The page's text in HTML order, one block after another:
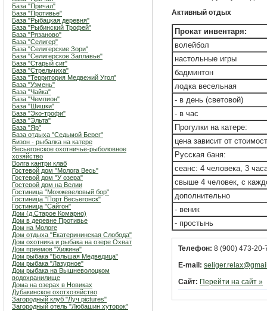
База "Причал"
База "Противье"
База "Рыбацкая деревня"
База "Рыбинский Трофей"
База "Рязаново"
База "Селигер"
База "Селигерские Зори"
База "Селигерское Заплавье"
База "Старый сиг"
База "Стрельчиха"
База "Территория Медвежий Угол"
База "Узмень"
База "Чайка"
База "Чемпион"
База "Шишки"
База "Эко-трофи"
База "Эльта"
База "Яр"
База отдыха "Седьмой Берег"
Бизон - рыбалка на катере
Весьегонское охотничье-рыболовное
хозяйство
Волга кантри клаб
Гостевой дом "Молога Весь"
Гостевой дом "У озера"
Гостевой дом на Велии
Гостиница "Можжевеловый бор"
Гостиница "Порт Весьегонск"
Гостиница "Сайгон"
Дом (д.Старое Комарно)
Дом в деревне Противье
Дом на Мологе
Дом отдыха "Екатерининская Слобода"
Дом охотника и рыбака на озере Охват
Дом приемов "Хижина"
Дом рыбака "Большая Медведица"
Дом рыбака "Лазурное"
Дом рыбака на Вышневолоцком
водохранилище
Дома на озерах в Новиках
Дубакинское охотхозяйство
Загородный клуб "Луч pictures"
Загородный отель "Любашин хуторок"
Активный отдых
Прокат инвентаря:
волейбол
настольные игры
бадминтон
лодка весельная
- в день (световой)
- в час
Прогулки на катере:
цена зависит от
Русская баня:
сеанс: 4 человека, 3
свыше 4 человек, с
дополнительно
- веник
- простынь
Телефон: 8 (900) 473-20-
E-mail:
Сайт: Перейти на сайт »